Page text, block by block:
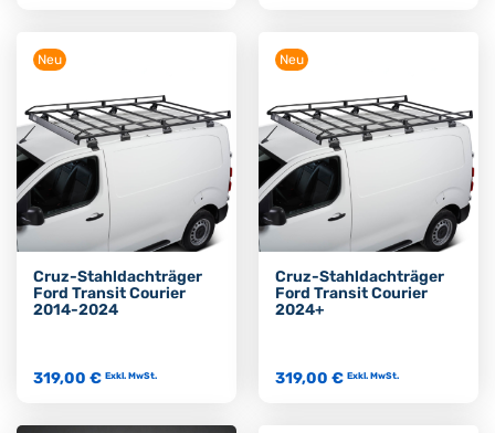
Neu
Cruz-Stahldachträger
Ford Transit Courier
2014-2024
319,00 € Exkl. MwSt.
Neu
Cruz-Stahldachträger
Ford Transit Courier
2024+
319,00 € Exkl. MwSt.